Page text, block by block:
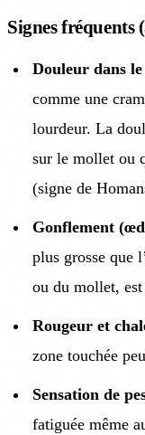
Signes fréquents
Douleur dans
comme une
lourdeur. La
sur le mollet ou
(signe de
Gonflement
plus grosse que
ou du mollet, est
Rougeur et
zone touchée
Sensation de
fatiguée même